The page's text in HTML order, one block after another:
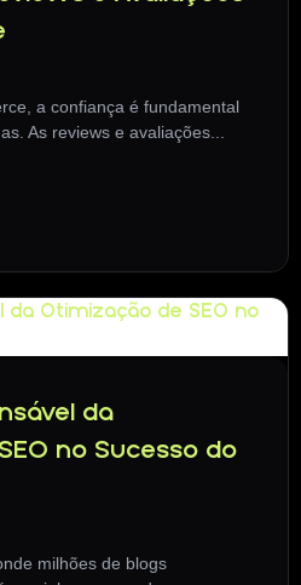
a confiança é fundamental
As reviews e avaliações...
da
no Sucesso do
milhões de blogs